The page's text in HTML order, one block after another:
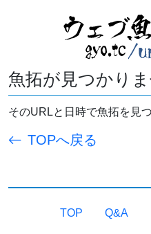
魚拓が見つかりま
そのURLと日時で魚拓を見
TOPへ戻る
TOP Q&A